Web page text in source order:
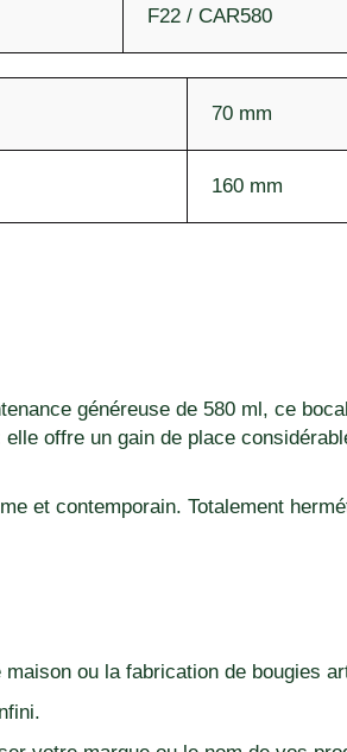
F22 / CAR580
70 mm
160 mm
généreuse de 580 ml, ce
offre un gain de place
et contemporain. Totalement
ou la fabrication de bougies